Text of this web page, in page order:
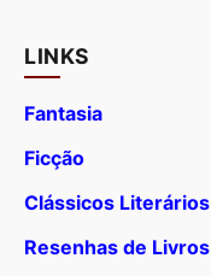
LINKS
Fantasia
Ficção
Clássicos Literários
Resenhas de Livros